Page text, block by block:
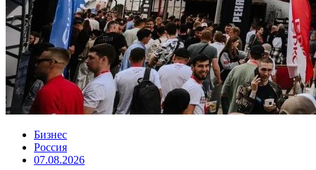
Бизнес
Россия
07.08.2026